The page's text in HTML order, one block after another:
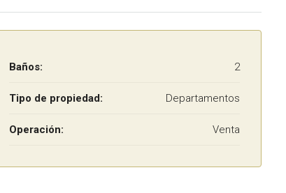
Baños: 2
Tipo de propiedad: Departamentos
Operación: Venta